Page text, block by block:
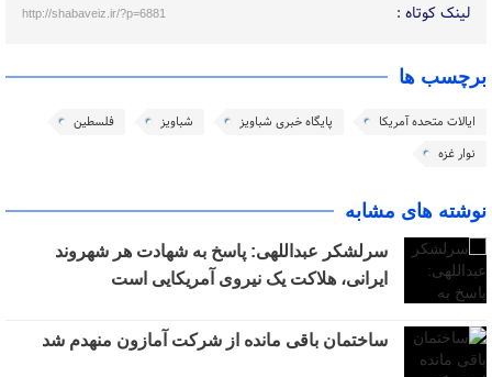
لینک کوتاه : http://shabaveiz.ir/?p=6881
برچسب ها
ایالات متحده آمریکا پایگاه خبری شباویز شباویز
فلسطین
نوار غزه
نوشته های مشابه
سرلشکر عبداللهی: پاسخ به شهادت هر شهروند
ایرانی، هلاکت یک نیروی آمریکایی است
ساختمان باقی مانده از شرکت آمازون منهدم شد